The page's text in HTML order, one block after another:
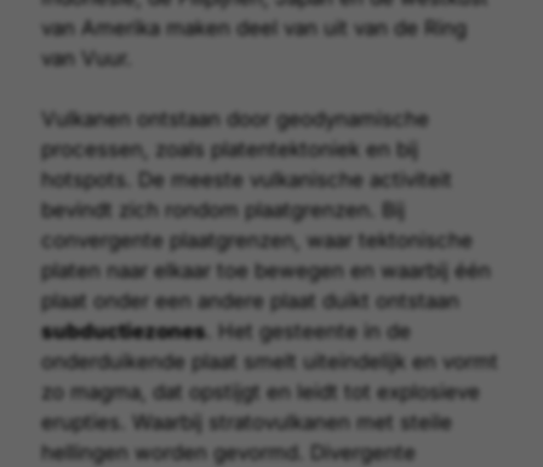
van Amerika maken deel van uit van de Ring
van Vuur.
Vulkanen ontstaan door geodynamische
processen, zoals platentektoniek en bij
hotspots. De meeste vulkanische activiteit
bevindt zich rondom plaatgrenzen. Bij
convergente plaatgrenzen , waar tektonische
platen naar elkaar toe bewegen en waarbij één
plaat onder een andere plaat duikt ontstaan
subductiezones. Het gesteente in de
onderduikende plaat smelt uiteindelijk en vormt
zo magma, dat opstijgt en leidt tot explosieve
erupties. Waarbij stratovulkanen met steile
hellingen worden gevormd.
Divergente